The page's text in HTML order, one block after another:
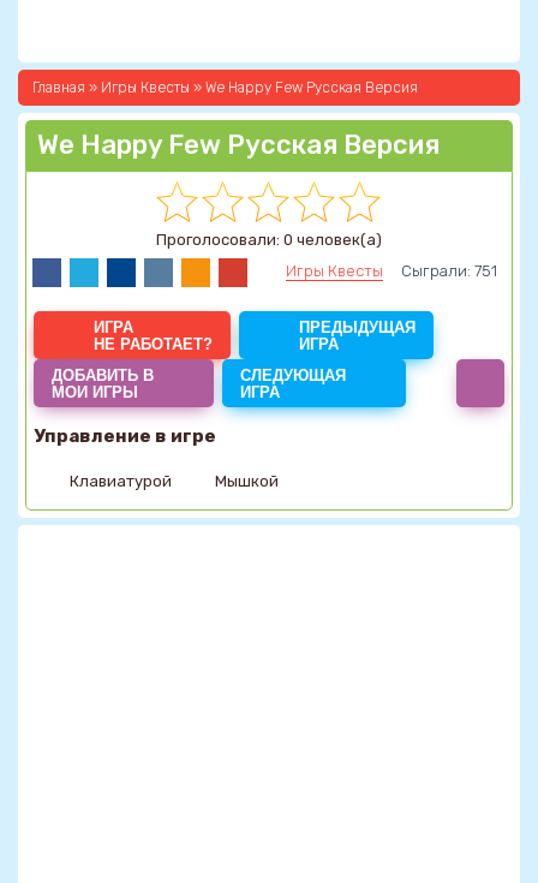
Главная » Игры Квесты » We Happy Few Русская Версия
We Happy Few Русская Версия
Проголосовали: 0 человек(а)
Игры Квесты
Сыграли: 751
ИГРА
НЕ РАБОТАЕТ?
ПРЕДЫДУЩАЯ
ИГРА
ДОБАВИТЬ В
МОИ ИГРЫ
СЛЕДУЮЩАЯ
ИГРА
Управление в игре
Клавиатурой Мышкой